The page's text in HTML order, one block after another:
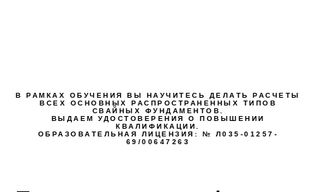
В РАМКАХ ОБУЧЕНИЯ ВЫ НАУЧИТЕСЬ ДЕЛАТЬ РАСЧЕТЫ
ВСЕХ ОСНОВНЫХ РАСПРОСТРАНЕННЫХ ТИПОВ
СВАЙНЫХ ФУНДАМЕНТОВ.
ВЫДАЕМ УДОСТОВЕРЕНИЯ О ПОВЫШЕНИИ
КВАЛИФИКАЦИИ.
ОБРАЗОВАТЕЛЬНАЯ ЛИЦЕНЗИЯ: № Л035-01257-
69/00647263